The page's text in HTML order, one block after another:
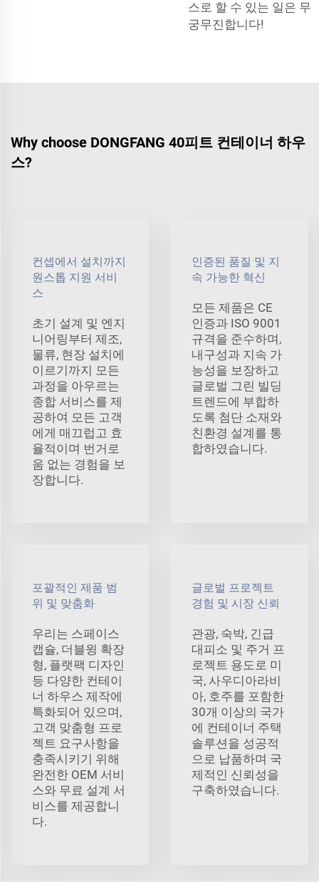
스로 할 수 있는 일은 무
궁무진합니다!
Why choose DONGFANG 40피트 컨테이너 하우
스?
컨셉에서 설치까지
원스톱 지원 서비
스
초기 설계 및 엔지
니어링부터 제조,
물류, 현장 설치에
이르기까지 모든
과정을 아우르는
종합 서비스를 제
공하여 모든 고객
에게 매끄럽고 효
율적이며 번거로
움 없는 경험을 보
장합니다.
인증된 품질 및 지
속 가능한 혁신
모든 제품은 CE
인증과 ISO 9001
규격을 준수하며,
내구성과 지속 가
능성을 보장하고
글로벌 그린 빌딩
트렌드에 부합하
도록 첨단 소재와
친환경 설계를 통
합하였습니다.
포괄적인 제품 범
위 및 맞춤화
우리는 스페이스
캡슐, 더블윙 확장
형, 플랫팩 디자인
등 다양한 컨테이
너 하우스 제작에
특화되어 있으며,
고객 맞춤형 프로
젝트 요구사항을
충족시키기 위해
완전한 OEM 서비
스와 무료 설계 서
비스를 제공합니
다.
글로벌 프로젝트
경험 및 시장 신뢰
관광, 숙박, 긴급
대피소 및 주거 프
로젝트 용도로 미
국, 사우디아라비
아, 호주를 포함한
30개 이상의 국가
에 컨테이너 주택
솔루션을 성공적
으로 납품하며 국
제적인 신뢰성을
구축하였습니다.